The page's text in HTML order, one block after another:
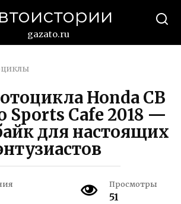
gazato.ru
Honda CB
Sports Cafe 2018 —
для настоящих
Просмотры
51